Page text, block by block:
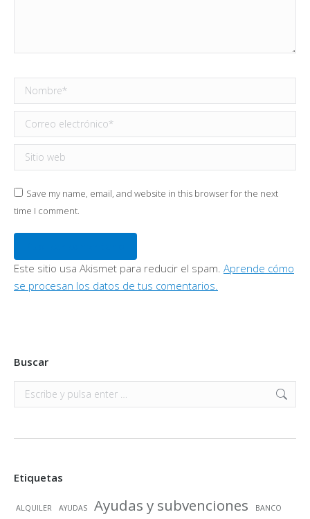
Nombre *
Correo electrónico *
Sitio web
Save my name, email, and website in this browser for the next
time I comment.
Este sitio usa Akismet para reducir el spam. Aprende cómo
se procesan los datos de tus comentarios.
Buscar
Buscar:
Etiquetas
ALQUILER AYUDAS Ayudas y subvenciones BANCO